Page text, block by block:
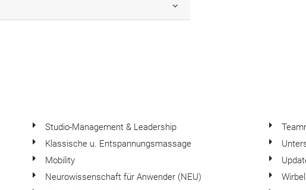
Studio-Management & Leadership
Klassische u. Entspannungsmassage
Mobility
Neurowissenschaft für Anwender (NEU)